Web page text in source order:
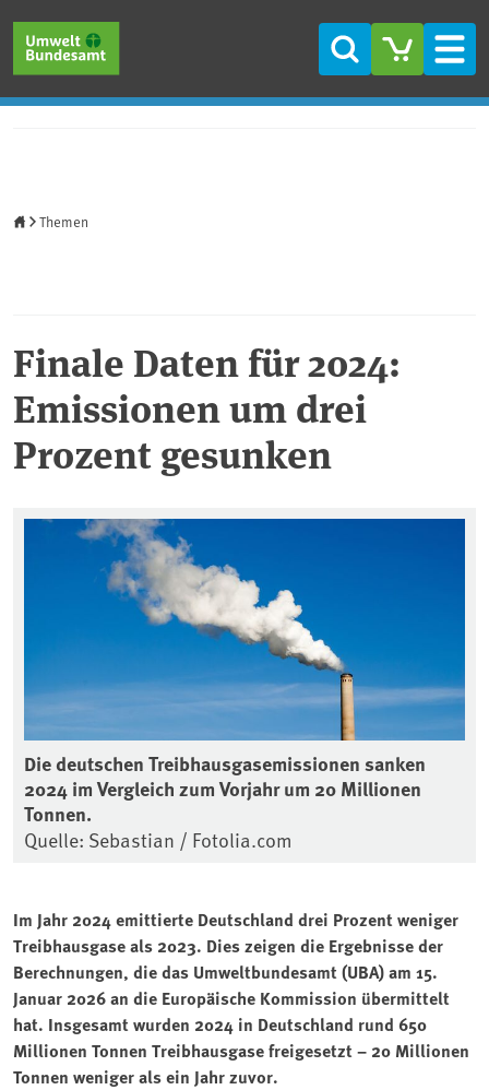
Suche
Themen
Finale Daten für 2024:
Emissionen um drei
Prozent gesunken
Die deutschen Treibhausgasemissionen sanken
2024 im Vergleich zum Vorjahr um 20 Millionen
Tonnen.
Quelle: Sebastian / Fotolia.com
Im Jahr 2024 emittierte Deutschland drei Prozent weniger
Treibhausgase als 2023. Dies zeigen die Ergebnisse der
Berechnungen, die das Umweltbundesamt (UBA) am 15.
Januar 2026 an die Europäische Kommission übermittelt
hat. Insgesamt wurden 2024 in Deutschland rund 650
Millionen Tonnen Treibhausgase freigesetzt – 20 Millionen
Tonnen weniger als ein Jahr zuvor.